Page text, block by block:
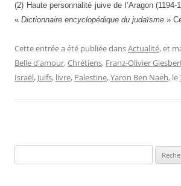
(2) Haute personnalité juive de l’Aragon
« Dictionnaire encyclopédique du judaïsme »
Cette entrée a été publiée dansActualité, et
Belle d'amour,Chrétiens, Franz-Olivier
Israël, Juifs, livre, Palestine,Yaron Ben Naeh, le